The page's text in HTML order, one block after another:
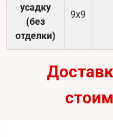
усадку
(без
отделки)
9х9